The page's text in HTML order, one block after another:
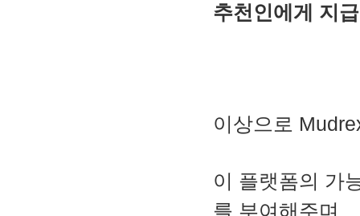
추천인에게 지
이상으로
이 플랫폼의 가
를 부여해주며